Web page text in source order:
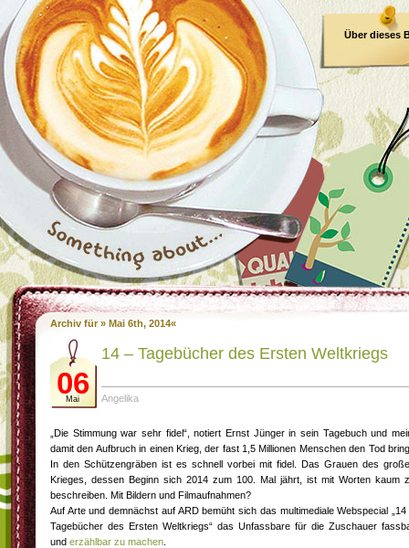
Über dieses
Archiv für » Mai 6th, 2014«
06
Mai
14 – Tagebücher des Ersten Weltkriegs
Angelika
„Die Stimmung war sehr fidel“, notiert Ernst Jünger in sein Tagebuch und
damit den Aufbruch in einen Krieg, der fast 1,5 Millionen Menschen den Tod
In den Schützengräben ist es schnell vorbei mit fidel. Das Grauen des
Krieges, dessen Beginn sich 2014 zum 100. Mal jährt, ist mit Worten kaum
beschreiben. Mit Bildern und Filmaufnahmen?
Auf Arte und demnächst auf ARD bemüht sich das multimediale Webspecial „14
Tagebücher des Ersten Weltkriegs“ das Unfassbare für die Zuschauer
und erzählbar zu machen